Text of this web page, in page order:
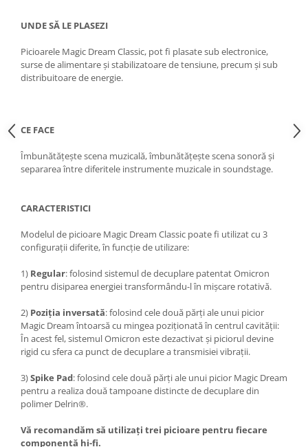
UNDE SĂ LE PLASEZI
Picioarele Magic Dream Classic, pot fi plasate sub electronice,
surse de alimentare și stabilizatoare de tensiune, precum și sub
distribuitoare de energie.
CE FACE
Îmbunătățește scena muzicală, îmbunătățește scena sonoră și
separarea între diferitele instrumente muzicale in soundstage.
CARACTERISTICI
Modelul de picioare Magic Dream Classic poate fi utilizat cu 3
configurații diferite, în funcție de utilizare:
1) Regular: folosind sistemul de decuplare patentat Omicron
pentru disiparea energiei transformându-l în mișcare rotativă.
2) Poziția inversată: folosind cele două părți ale unui picior
Magic Dream întoarsă cu mingea poziționată în centrul cavității:
În acest fel, sistemul Omicron este dezactivat și piciorul devine
rigid cu sfera ca punct de decuplare a transmisiei vibrații.
3)Spike Pad: folosind cele două părți ale unui picior Magic Dream
pentru a realiza două tampoane distincte de decuplare din
polimer Delrin®.
Vă recomandăm să utilizați trei picioare pentru fiecare
componentă hi-fi.